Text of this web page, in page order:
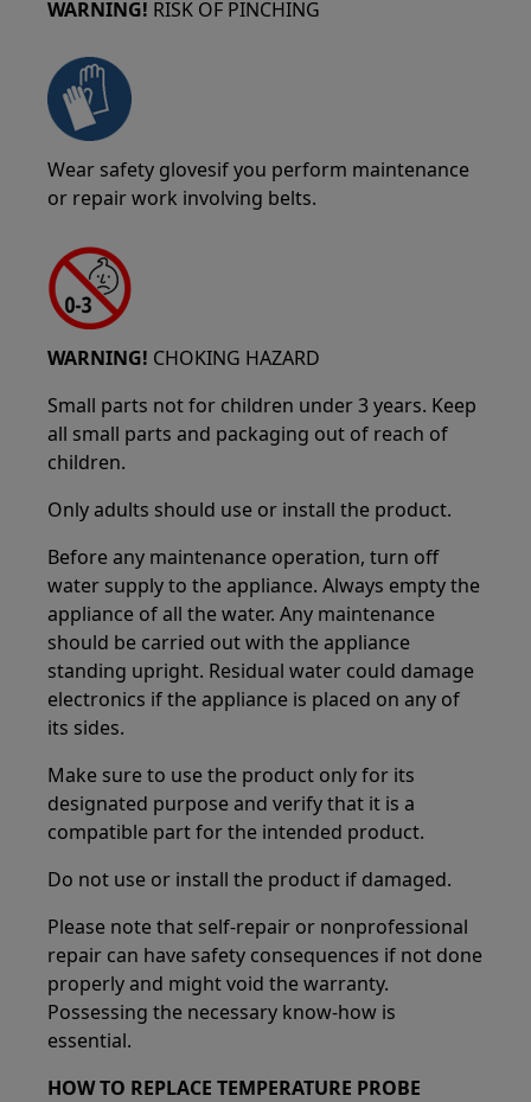
WARNING! RISK OF PINCHING
Wear safety glovesif you perform maintenance
or repair work involving belts.
WARNING! CHOKING HAZARD
Small parts not for children under 3 years. Keep
all small parts and packaging out of reach of
children.
Only adults should use or install the product.
Before any maintenance operation, turn off
water supply to the appliance. Always empty the
appliance of all the water. Any maintenance
should be carried out with the appliance
standing upright. Residual water could damage
electronics if the appliance is placed on any of
its sides.
Make sure to use the product only for its
designated purpose and verify that it is a
compatible part for the intended product.
Do not use or install the product if damaged.
Please note that self-repair or nonprofessional
repair can have safety consequences if not done
properly and might void the warranty.
Possessing the necessary know-how is
essential.
HOW TO REPLACE TEMPERATURE PROBE